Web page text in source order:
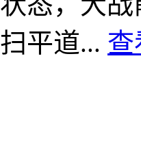
平道... 查